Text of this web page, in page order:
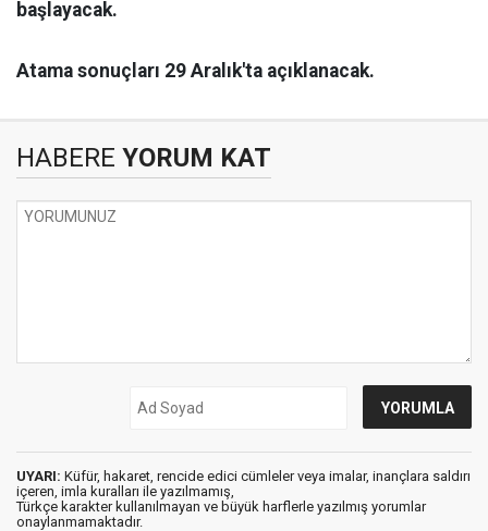
başlayacak.
Atama sonuçları 29 Aralık'ta açıklanacak.
HABERE YORUM KAT
UYARI: Küfür, hakaret, rencide edici cümleler veya imalar, inançlara saldırı
içeren, imla kuralları ile yazılmamış,
Türkçe karakter kullanılmayan ve büyük harflerle yazılmış yorumlar
onaylanmamaktadır.